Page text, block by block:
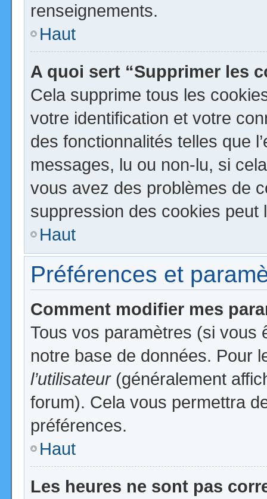
renseignements.
Haut
A quoi sert “Supprimer les
Cela supprime tous les
votre identification et votre
des fonctionnalités telles que
messages, lu ou non-lu, si
vous avez des problèmes de
suppression des cookies peut
Haut
Préférences et
Comment modifier mes
Tous vos paramètres (si vous
notre base de données. Pour
l’utilisateur(généralement
forum). Cela vous permettra
préférences.
Haut
Les heures ne sont pas